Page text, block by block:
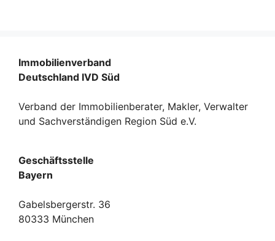
Immobilienverband
Deutschland IVD Süd
Verband der Immobilienberater, Makler, Verwalter
und Sachverständigen Region Süd e.V.
Geschäftsstelle
Bayern
Gabelsbergerstr. 36
80333 München